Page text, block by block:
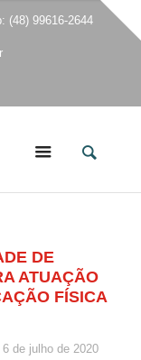
(48) 99616-2644
DE
ATUAÇÃO
FÍSICA
6 de julho de 2020